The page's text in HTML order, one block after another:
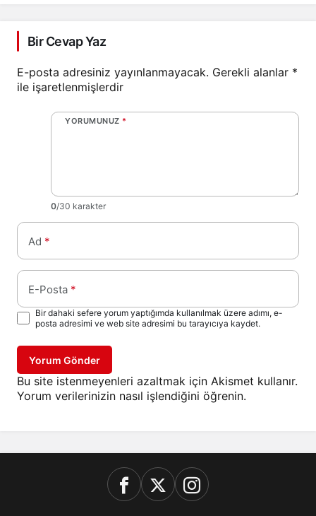
Bir Cevap Yaz
E-posta adresiniz yayınlanmayacak. Gerekli alanlar *
ile işaretlenmişlerdir
YORUMUNUZ *
0/30 karakter
Ad *
E-Posta *
Bir dahaki sefere yorum yaptığımda kullanılmak üzere adımı, e-
posta adresimi ve web site adresimi bu tarayıcıya kaydet.
Yorum Gönder
Bu site istenmeyenleri azaltmak için Akismet kullanır.
Yorum verilerinizin nasıl işlendiğini öğrenin.